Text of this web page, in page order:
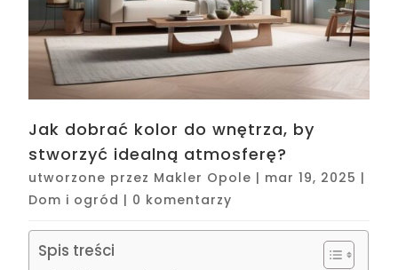
Jak dobrać kolor do wnętrza, by
stworzyć idealną atmosferę?
utworzone przez Makler Opole | mar 19, 2025 |
Dom i ogród | 0 komentarzy
Spis treści